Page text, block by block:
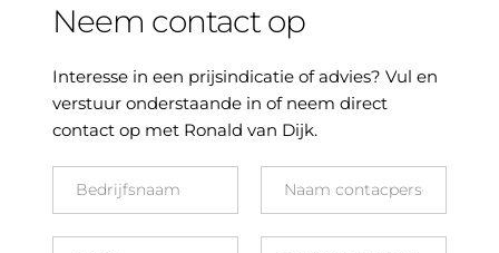
Neem contact op
Interesse in een prijsindicatie of advies? Vul en
verstuur onderstaande in of neem direct
contact op met Ronald van Dijk.